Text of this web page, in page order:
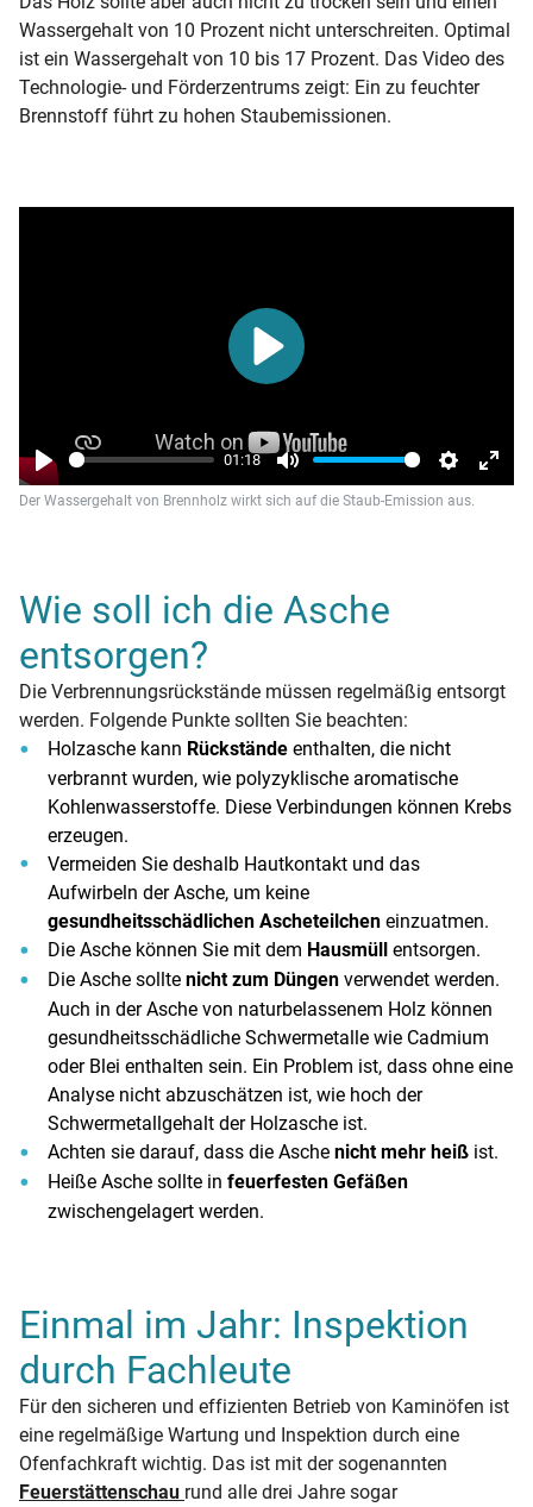
Wassergehalt von 10 Prozent nicht unterschreiten. Optimal
ist ein Wassergehalt von 10 bis 17 Prozent. Das Video des
Technologie- und Förderzentrums zeigt: Ein zu feuchter
Brennstoff führt zu hohen Staubemissionen.
Play
01:18
Mute Settings
Enter
Play
Der Wassergehalt von Brennholz wirkt sich auf die Staub-Emission aus.
Wie soll ich die Asche
entsorgen?
Die Verbrennungsrückstände müssen regelmäßig entsorgt
werden. Folgende Punkte sollten Sie beachten:
Holzasche kann Rückstände enthalten, die nicht
verbrannt wurden, wie polyzyklische aromatische
Kohlenwasserstoffe. Diese Verbindungen können Krebs
erzeugen.
Vermeiden Sie deshalb Hautkontakt und das
Aufwirbeln der Asche, um keine
gesundheitsschädlichen Ascheteilchen einzuatmen.
Die Asche können Sie mit dem Hausmüll
entsorgen.
Die Asche sollte nicht zum Düngen verwendet werden.
Auch in der Asche von naturbelassenem Holz können
gesundheitsschädliche Schwermetalle wie Cadmium
oder Blei enthalten sein. Ein Problem ist, dass ohne eine
Analyse nicht abzuschätzen ist, wie hoch der
Schwermetallgehalt der Holzasche ist.
Achten sie darauf, dass die Asche nicht mehr heiß ist.
Heiße Asche sollte in feuerfesten Gefäßen
zwischengelagert werden.
Einmal im Jahr: Inspektion
durch Fachleute
Für den sicheren und effizienten Betrieb von Kaminöfen ist
eine regelmäßige Wartung und Inspektion durch eine
Ofenfachkraft wichtig. Das ist mit der sogenannten
Feuerstättenschau rund alle drei Jahre sogar